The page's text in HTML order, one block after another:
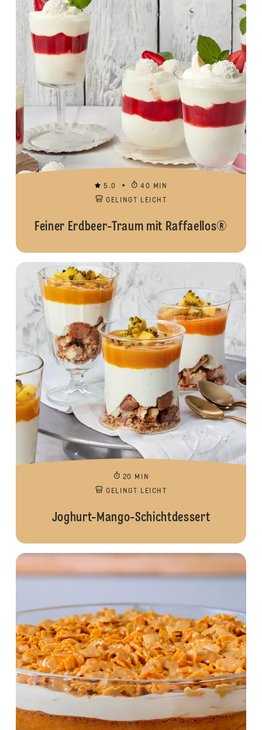
5.0
40 MIN
GELINGT LEICHT
Feiner Erdbeer-Traum mit Raffaellos®
20 MIN
GELINGT LEICHT
Joghurt-Mango-Schichtdessert